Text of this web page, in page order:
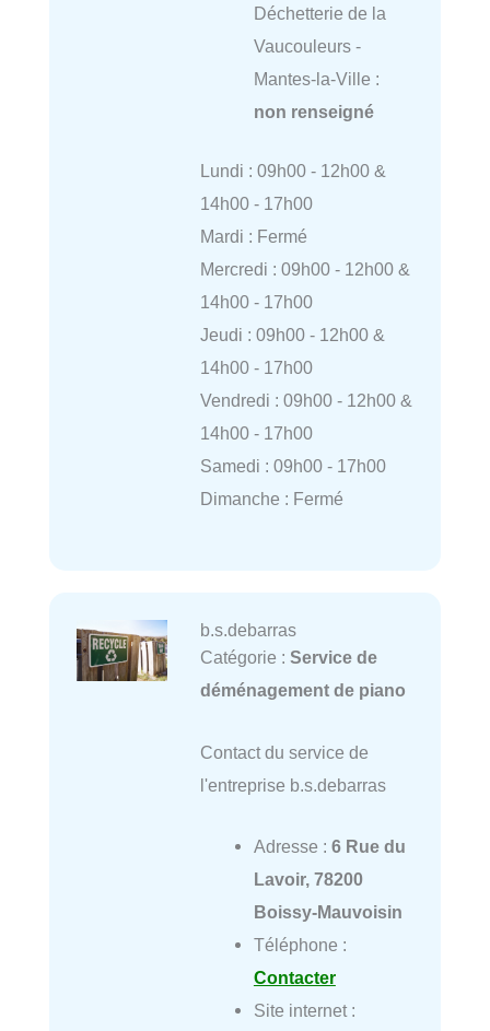
Déchetterie de la
Vaucouleurs -
Mantes-la-Ville :
non renseigné
Lundi : 09h00 - 12h00 &
14h00 - 17h00
Mardi : Fermé
Mercredi : 09h00 - 12h00 &
14h00 - 17h00
Jeudi : 09h00 - 12h00 &
14h00 - 17h00
Vendredi : 09h00 - 12h00 &
14h00 - 17h00
Samedi : 09h00 - 17h00
Dimanche : Fermé
b.s.debarras
Catégorie : Service de
déménagement de piano
Contact du service de
l'entreprise b.s.debarras
Adresse : 6 Rue du
Lavoir, 78200
Boissy-Mauvoisin
Téléphone :
Contacter
Site internet :